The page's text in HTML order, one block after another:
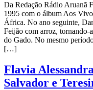
Da Redação Rádio Aruanã
1995 com o álbum Aos
África. No ano seguinte,
Feijão com arroz, tornando-
do Gado. No mesmo
[…]
Flavia
Salvador e